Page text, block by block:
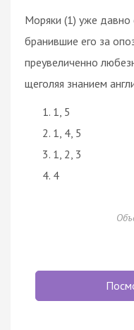
Моряки (1) уже давно
бранившие его за
преувеличенно
щеголяя знанием
1, 5
1, 4, 5
1, 2, 3
4